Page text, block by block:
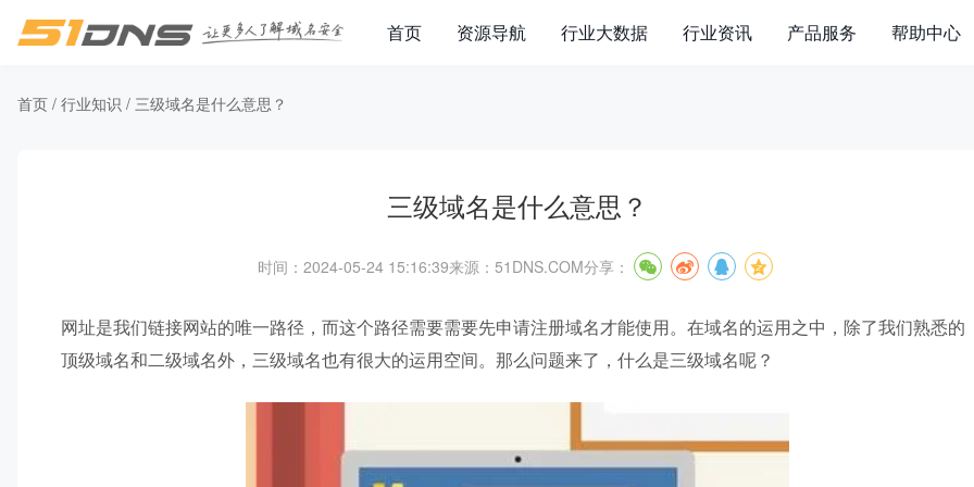
首页 资源导航 行业大数据 行业资讯 产品服务 帮助中心
首页 / 行业知识 / 三级域名是什么意思？
三级域名是什么意思？
时间：2024-05-24 15:16:39来源：51DNS.COM分享：
网址是我们链接网站的唯一路径，而这个路径需要需要先申请注册域名才能使用。在域名的运用之中，除了我们熟悉的
顶级域名和二级域名外，三级域名也有很大的运用空间。那么问题来了，什么是三级域名呢？